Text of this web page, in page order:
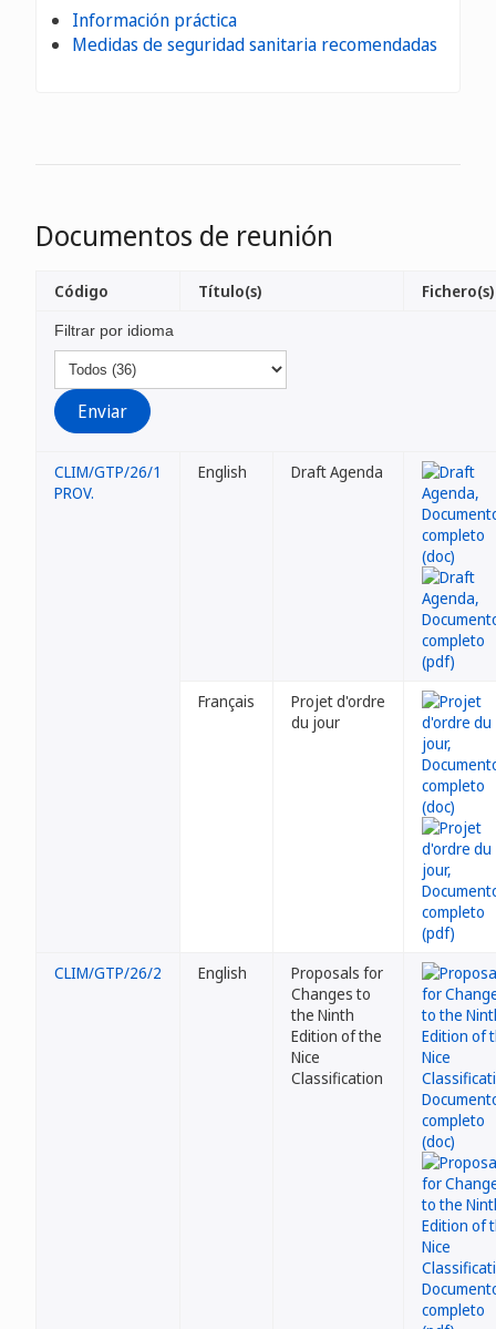
Información práctica
Medidas de seguridad sanitaria recomendadas
Documentos de reunión
Filtrar por idioma
Código Título(s) Fichero(s)
CLIM/GTP/26/1
PROV.
English Draft Agenda
Français
Projet d'ordre
du jour
CLIM/GTP/26/2 English
Proposals for
Changes to
the Ninth
Edition of the
Nice
Classification